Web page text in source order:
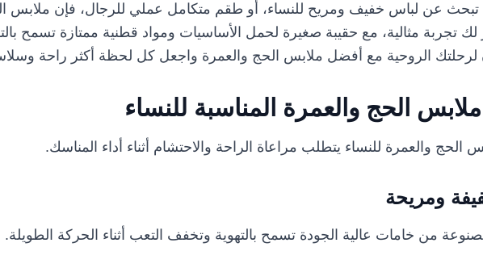
عن لباس خفيف ومريح للنساء، أو طقم متكامل عملي للرجال، فإن ملابس
تجربة مثالية، مع حقيبة صغيرة لحمل الأساسيات ومواد قطنية ممتازة تسمح
لرحلتك الروحية مع أفضل ملابس الحج والعمرة واجعل كل لحظة أكثر راحة
ملابس الحج والعمرة المناسبة للنساء
الحج والعمرة للنساء يتطلب مراعاة الراحة والاحتشام أثناء أداء المناسك.
ومريحة
من خامات عالية الجودة تسمح بالتهوية وتخفف التعب أثناء الحركة الطويلة.